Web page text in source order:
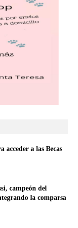
acceder a las Becas
campeón del
la comparsa